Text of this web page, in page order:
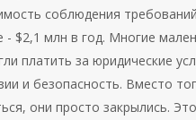
соблюдения
- $2,1 млн в год. Многие
платить за юридические
и безопасность. Вместо
они просто закрылись.